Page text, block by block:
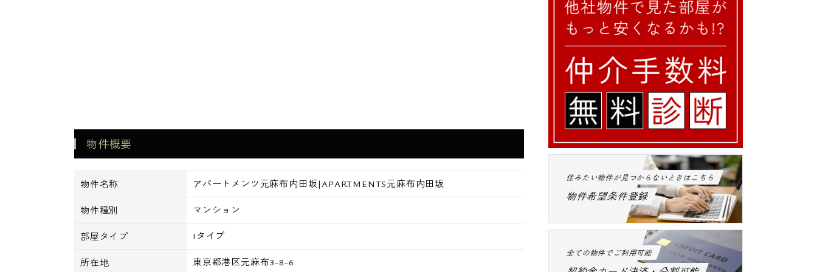
物件概要
物件名称 アパートメンツ元麻布内田坂|APARTMENTS元麻布内田坂
物件種別 マンション
部屋タイプ Iタイプ
所在地 東京都港区元麻布3-8-6
住みたい物件が見つからないときはこちら
物件希望条件登録
全ての物件でご利用可能